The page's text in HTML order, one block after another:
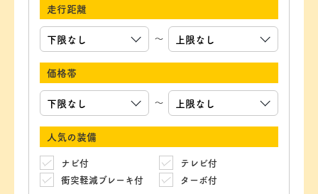
走行距離
～
価格帯
～
人気の装備
ナビ付
テレビ付
衝突軽減ブレーキ付
ターボ付